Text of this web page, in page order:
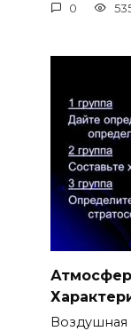
0
Воздушная